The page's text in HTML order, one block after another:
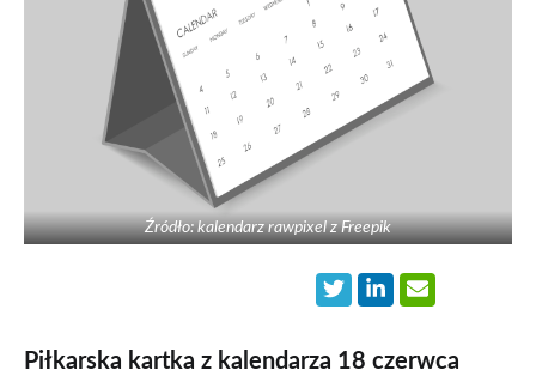
Źródło: kalendarz rawpixel z Freepik
Piłkarska kartka z kalendarza 18 czerwca